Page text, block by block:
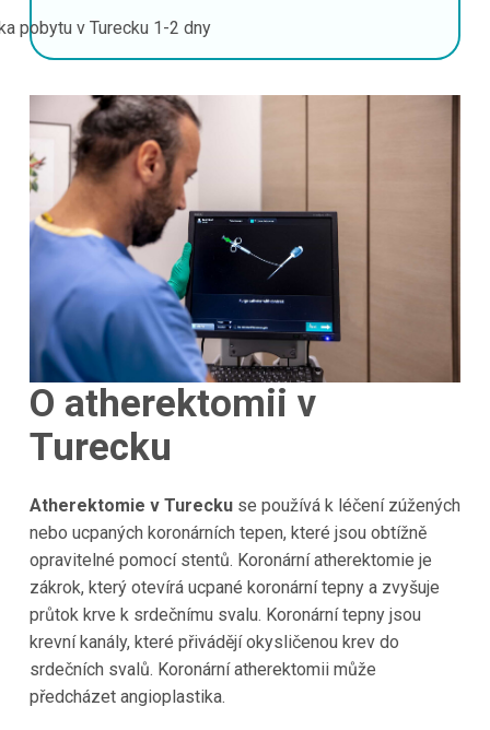
pobytu v Turecku 1-2 dny
O atherektomii v
Turecku
Atherektomie v Tureckuse používá k léčení zúžených
nebo ucpaných koronárních tepen, které jsou obtížně
opravitelné pomocí stentů. Koronární atherektomie je
zákrok, který otevírá ucpané koronární tepny a zvyšuje
průtok krve k srdečnímu svalu. Koronární tepny jsou
krevní kanály, které přivádějí okysličenou krev do
srdečních svalů. Koronární atherektomii může
předcházet angioplastika.